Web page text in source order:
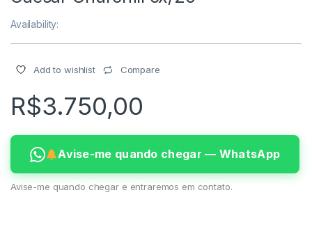
Availability:
Add to wishlist Compare
R$3.750,00
Avise-me quando chegar — WhatsApp
Avise-me quando chegar e entraremos em contato.